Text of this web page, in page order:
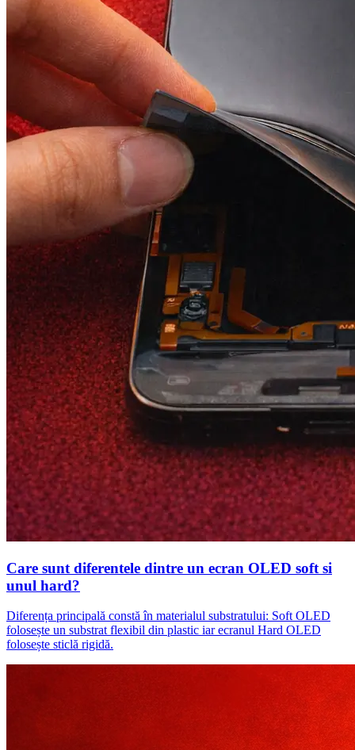
Care sunt diferentele dintre un ecran OLED soft si
unul hard?
Diferența principală constă în materialul substratului: Soft OLED
folosește un substrat flexibil din plastic iar ecranul Hard OLED
folosește sticlă rigidă.